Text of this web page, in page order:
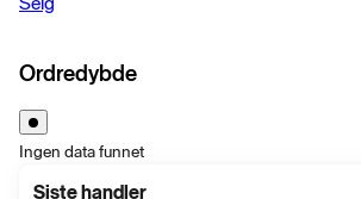
Ordredybde
Ingen data funnet
Siste handler